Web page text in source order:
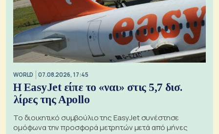
WORLD 07.08.2026, 17:45
Η EasyJet είπε το «ναι» στις 5,7 δισ.
λίρες της Apollo
Το διοικητικό συμβούλιο της EasyJet συνέστησε
ομόφωνα την προσφορά μετρητών μετά από μήνες